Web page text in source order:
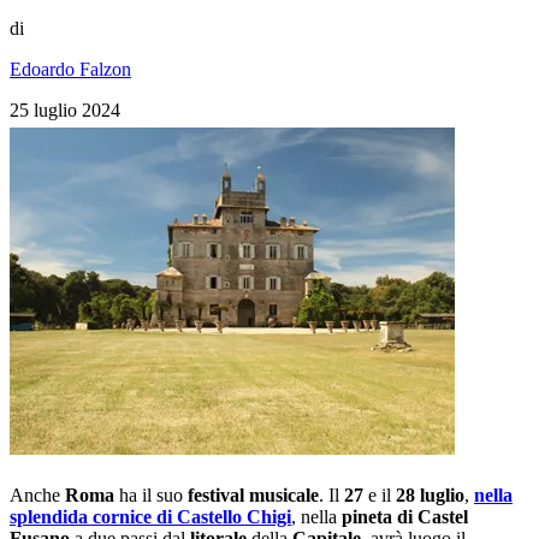
di
Edoardo Falzon
25 luglio 2024
Anche Roma ha il suo festival musicale. Il 27 e il 28 luglio, nella
splendida cornice di Castello Chigi, nella pineta di Castel